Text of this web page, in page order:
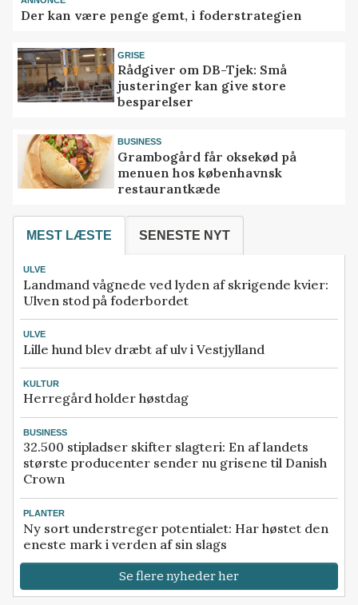
Der kan være penge gemt, i foderstrategien
GRISE
Rådgiver om DB-Tjek: Små
justeringer kan give store
besparelser
BUSINESS
Grambogård får oksekød på
menuen hos københavnsk
restaurantkæde
MEST LÆSTE SENESTE NYT
ULVE
Landmand vågnede ved lyden af skrigende kvier:
Ulven stod på foderbordet
ULVE
Lille hund blev dræbt af ulv i Vestjylland
KULTUR
Herregård holder høstdag
BUSINESS
32.500 stipladser skifter slagteri: En af landets
største producenter sender nu grisene til Danish
Crown
PLANTER
Ny sort understreger potentialet: Har høstet den
eneste mark i verden af sin slags
Se flere nyheder her